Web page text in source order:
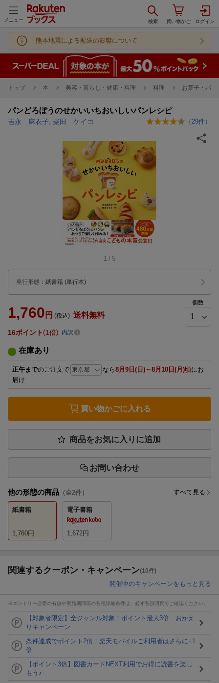
メニュー
熊本地震による配送の影響について
トップ 本 美容・暮らし・健康・料理 料理 お菓子・パン
パンどろぼうのせかいいちおいしいパンレシピ
吉永 麻衣子 柴田 ケイコ （ 29件）
1 / 5
発行形態 ： 紙書籍 (単行本)
1,760 円 (税込) 送料無料
個数
16ポイント 1倍 内訳
在庫あり
正午までのご注文で なら8月9日(日)～8月10日(月)頃にお
届け
買い物かごに入れる
商品をお気に入りに追加
お問い合わせ
他の形態の商品 （全2件） すべて見る
紙書籍
1,760円
電子書籍
1,672円
関連するクーポン・キャンペーン(10件)
開催中のキャンペーンをもっと見る
※エントリー必要の有無や実施期間等の各種詳細条件は、必ず各説明頁でご確認ください。
【対象者限定】全ジャンル対象！ポイント最大3倍 おかえ
りキャンペーン
条件達成でポイント2倍！楽天モバイルご利用者はさらに+1
倍
【ポイント3倍】図書カードNEXT利用でお得に読書を楽し
もう♪